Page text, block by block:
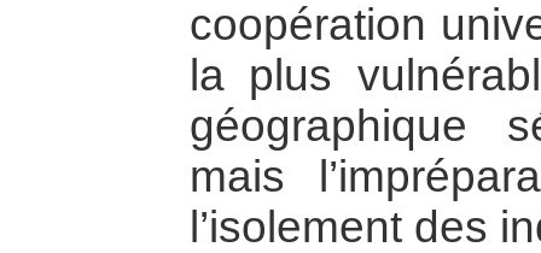
coopération
la plus
géographique
mais
l’isolement des